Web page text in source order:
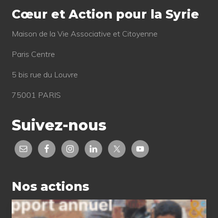
Cœur et Action pour la Syrie
Mai­son de la Vie Asso­cia­tive et Citoyenne
Paris Centre
5 bis rue du Louvre
75001 PARIS
Suivez-nous
Nos actions
Rapport